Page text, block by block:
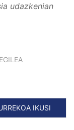
udazkenian
EGILEA
IKUSI